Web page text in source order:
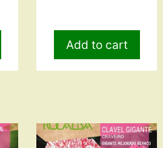
Add to cart